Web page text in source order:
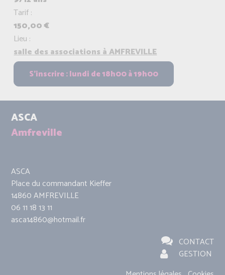
Tarif :
150,00 €
Lieu :
salle des associations à AMFREVILLE
ASCA
Amfreville
ASCA
Place du commandant Kieffer
14860 AMFREVILLE
06 11 18 13 11
asca14860@hotmail.fr
CONTACT
GESTION